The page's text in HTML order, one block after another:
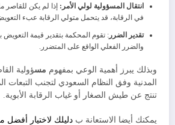
​انتقال المسؤولية لولي الأمر: إذا لم يكن للقاصر
في الرقابة، قد يتحمل متولي الرقابة عبء
​تقدير الضرر : تقوم المحكمة بتقدير قيمة
والضرر الفعلي الواقع على المتضرر.
وبذلك يبرز أهمية الوعي بمفهوم مسؤولية
المدنية وفق النظام السعودي لتجنب التبعات
تنتج عن طيش الصغار أو غياب الرقابة الأبوية.
يمكنك أيضا الاستعانة ب دليلك لاختيار